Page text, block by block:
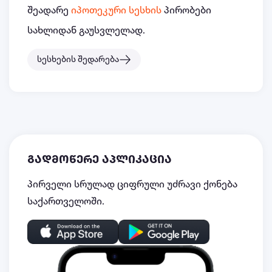
შეადარე იპოთეკური სესხის პირობები
სახლიდან გაუსვლელად.
სესხების შედარება
გადმოწერე აპლიკაცია
პირველი სრულად ციფრული უძრავი ქონება
საქართველოში.